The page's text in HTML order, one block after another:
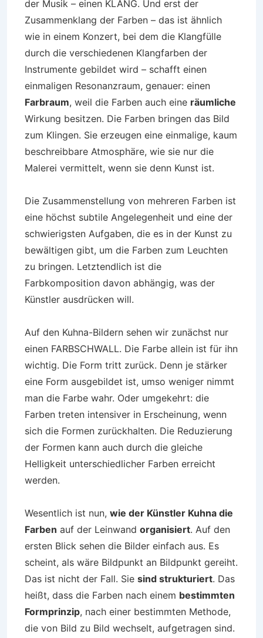
der Musik – einen KLANG. Und erst der
Zusammenklang der Farben – das ist ähnlich
wie in einem Konzert, bei dem die Klangfülle
durch die verschiedenen Klangfarben der
Instrumente gebildet wird – schafft einen
einmaligen Resonanzraum, genauer: einen
Farbraum, weil die Farben auch eine räumliche
Wirkung besitzen. Die Farben bringen das Bild
zum Klingen. Sie erzeugen eine einmalige, kaum
beschreibbare Atmosphäre, wie sie nur die
Malerei vermittelt, wenn sie denn Kunst ist.
Die Zusammenstellung von mehreren Farben ist
eine höchst subtile Angelegenheit und eine der
schwierigsten Aufgaben, die es in der Kunst zu
bewältigen gibt, um die Farben zum Leuchten
zu bringen. Letztendlich ist die
Farbkomposition davon abhängig, was der
Künstler ausdrücken will.
Auf den Kuhna-Bildern sehen wir zunächst nur
einen FARBSCHWALL. Die Farbe allein ist für ihn
wichtig. Die Form tritt zurück. Denn je stärker
eine Form ausgebildet ist, umso weniger nimmt
man die Farbe wahr. Oder umgekehrt: die
Farben treten intensiver in Erscheinung, wenn
sich die Formen zurückhalten. Die Reduzierung
der Formen kann auch durch die gleiche
Helligkeit unterschiedlicher Farben erreicht
werden.
Wesentlich ist nun, wie der Künstler Kuhna die
Farben auf der Leinwand organisiert. Auf den
ersten Blick sehen die Bilder einfach aus. Es
scheint, als wäre Bildpunkt an Bildpunkt gereiht.
Das ist nicht der Fall. Sie sind strukturiert. Das
heißt, dass die Farben nach einem bestimmten
Formprinzip, nach einer bestimmten Methode,
die von Bild zu Bild wechselt, aufgetragen sind.